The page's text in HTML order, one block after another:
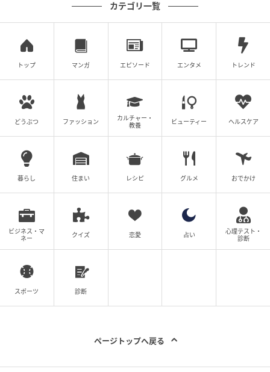
カテゴリ一覧
トップ マンガ エピソード エンタメ トレンド
どうぶつ ファッション
カルチャー・
教養
ビューティー ヘルスケア
暮らし 住まい レシピ グルメ おでかけ
ビジネス・マ
ネー
クイズ 恋愛 占い
心理テスト・
診断
スポーツ 診断
ページトップへ戻る